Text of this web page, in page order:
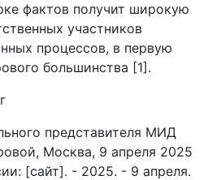
фактов получит широкую
участников
процессов, в первую
большинства [1].
представителя МИД
Москва, 9 апреля 2025
[сайт]. - 2025. - 9 апреля.